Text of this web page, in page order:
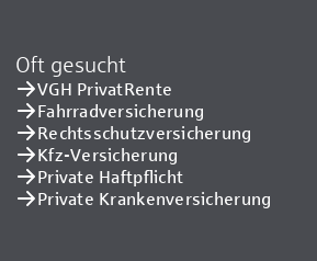
Oft gesucht
VGH PrivatRente
Fahrradversicherung
Rechtsschutzversicherung
Kfz-Versicherung
Private Haftpflicht
Private Kranken­versicherung